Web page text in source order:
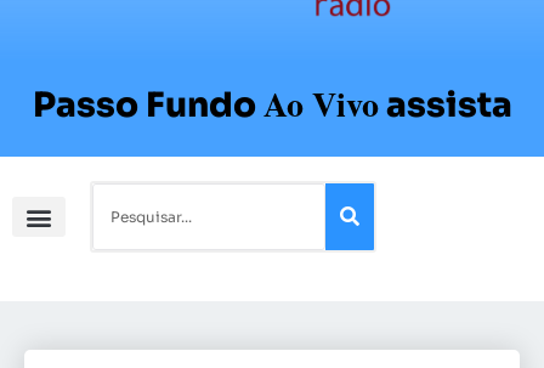
Passo FundoAo Vivoassista